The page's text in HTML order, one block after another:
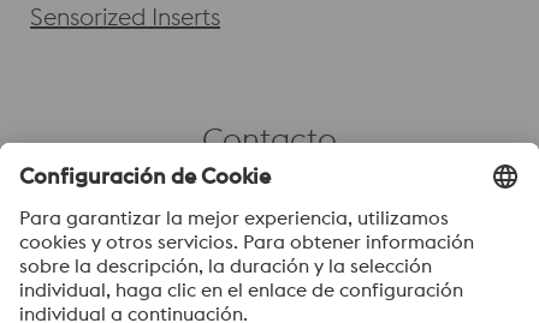
Sensorized Inserts
Contacto